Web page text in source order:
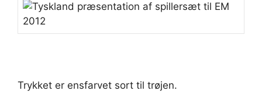
Trykket er ensfarvet sort til trøjen.